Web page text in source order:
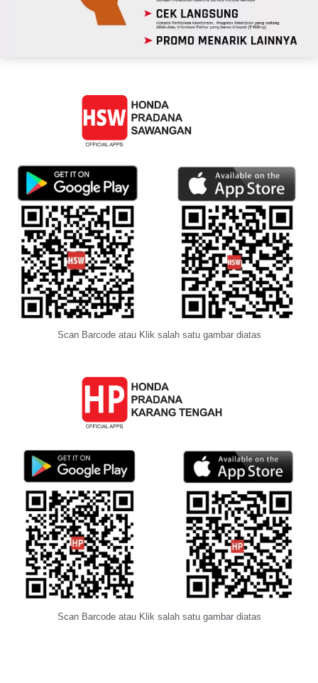
Scan Barcode atau Klik salah satu gambar diatas
Scan Barcode atau Klik salah satu gambar diatas